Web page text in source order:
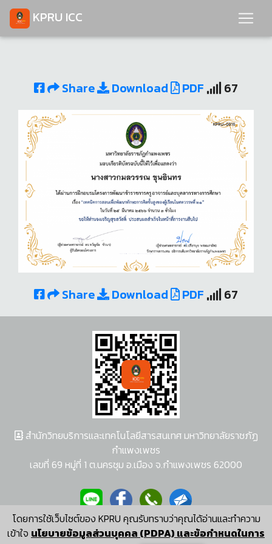
KPRU ICC
Share Download PDF 67
Share Download PDF 67
โดยการใช้เว็บไซต์ของ KPRU คุณรับทราบว่าคุณได้อ่านและทำความ
เข้าใจ นโยบายข้อมูลส่วนบุคคล (PDPA) และข้อกำหนดในการ
สำนักวิทยบริการและเทคโนโลยีสารสนเทศ มหาวิทยาลัยราชภัฏ
กำแพงเพชร
เลขที่ 69 หมู่ที่ 1 ต.นครชุม อ.เมือง จ.กำแพงเพชร 62000
ผู้พัฒนาระบบ อนุชา พวงผกา